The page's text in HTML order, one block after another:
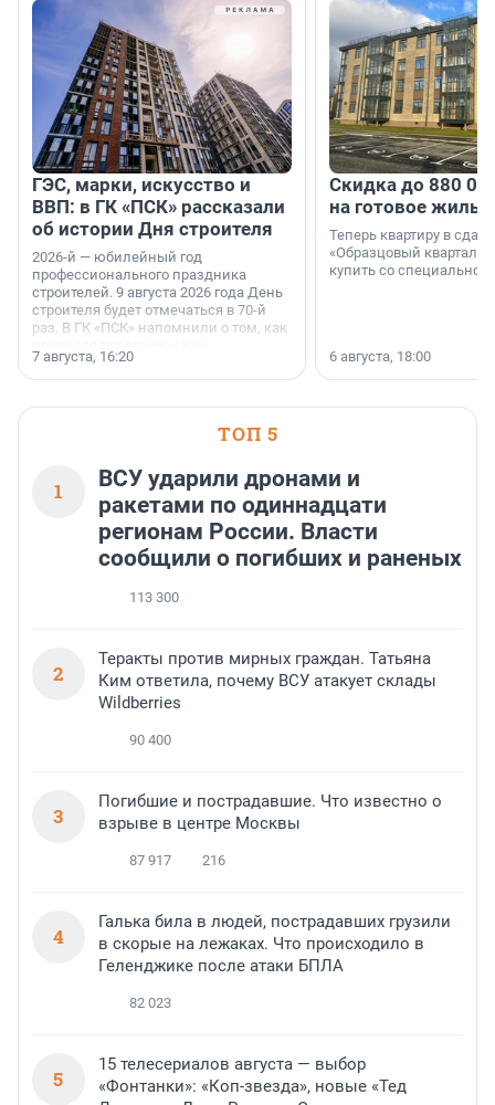
ГЭС, марки, искусство и
ВВП: в ГК «ПСК» рассказали
об истории Дня строителя
2026-й — юбилейный год
профессионального праздника
строителей. 9 августа 2026 года День
строителя будет отмечаться в 70-й
раз. В ГК «ПСК» напомнили о том, как
поменялась роль строительства.
7 августа, 16:20
Скидка до 880
на готовое
Теперь квартиру в
«Образцовый квартал
купить со специальной
6 августа, 18:00
ТОП 5
1
ВСУ ударили дронами и
ракетами по одиннадцати
регионам России. Власти
сообщили о погибших и раненых
113 300
2
Теракты против мирных граждан. Татьяна
Ким ответила, почему ВСУ атакует склады
Wildberries
90 400
3
Погибшие и пострадавшие. Что известно о
взрыве в центре Москвы
87 917 216
4
Галька била в людей, пострадавших грузили
в скорые на лежаках. Что происходило в
Геленджике после атаки БПЛА
82 023
5
15 телесериалов августа — выбор
«Фонтанки»: «Коп-звезда», новые «Тед